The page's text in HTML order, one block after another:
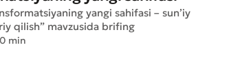
yangi sahifasi – sun’iy
qilish” mavzusida brifing
min